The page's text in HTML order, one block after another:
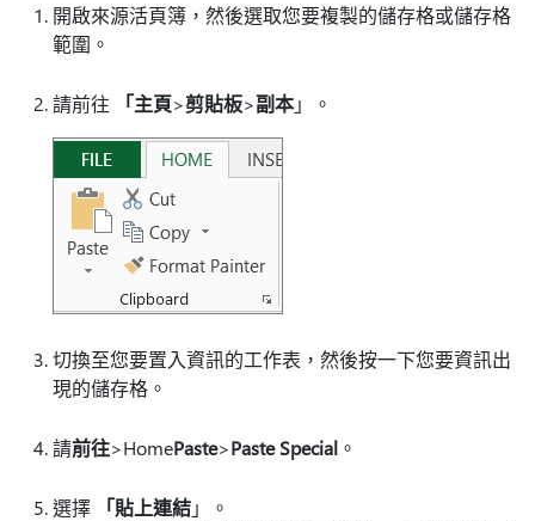
開啟來源活頁簿，然後選取您要複製的儲存格或儲存格
範圍。
請前往 「主頁>剪貼板>副本」。
切換至您要置入資訊的工作表，然後按一下您要資訊出
現的儲存格。
請前往>HomePaste>Paste Special 。
選擇 「貼上連結」。